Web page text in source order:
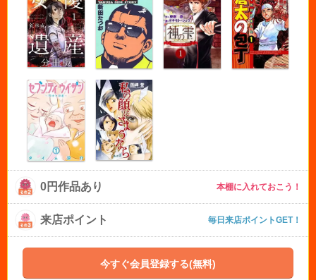
0円作品あり 本棚に入れておこう！
来店ポイント 毎日来店ポイントGET！
今すぐ会員登録する(無料)